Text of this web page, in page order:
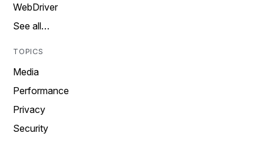
WebDriver
See all…
TOPICS
Media
Performance
Privacy
Security